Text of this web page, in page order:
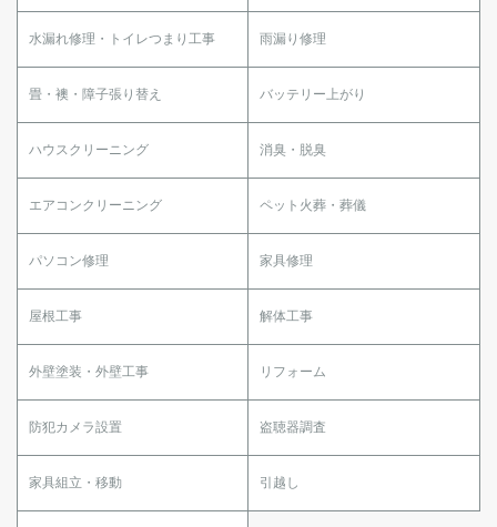
水漏れ修理・トイレつまり工事 雨漏り修理
畳・襖・障子張り替え バッテリー上がり
ハウスクリーニング 消臭・脱臭
エアコンクリーニング ペット火葬・葬儀
パソコン修理 家具修理
屋根工事 解体工事
外壁塗装・外壁工事 リフォーム
防犯カメラ設置 盗聴器調査
家具組立・移動 引越し